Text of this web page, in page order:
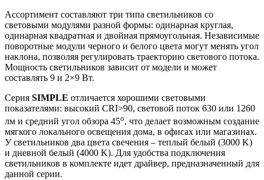
Ассортимент составляют три типа светильников со
световыми модулями разной формы: одинарная круглая,
одинарная квадратная и двойная прямоугольная. Независимые
поворотные модули черного и белого цвета могут менять угол
наклона, позволяя регулировать траекторию светового потока.
Мощность светильников зависит от модели и может
составлять 9 и 2×9 Вт.
Серия SIMPLE отличается хорошими световыми
показателями: высокий CRI>90, световой поток 630 или 1260
лм и средний угол обзора 45o, что делает возможным создание
мягкого локального освещения дома, в офисах или магазинах.
У светильников два цвета свечения – теплый белый (3000 K)
и дневной белый (4000 K). Для удобства подключения
светильников в комплекте идет драйвер, предназначенный для
данной серии.